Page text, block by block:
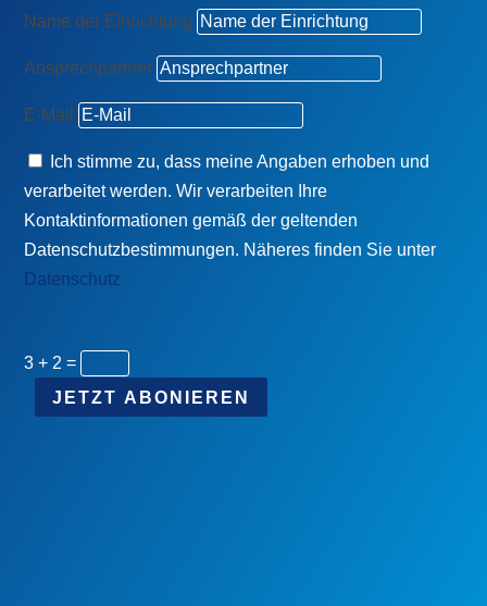
Name der Einrichtung
Ansprechpartner
E-Mail
Ich stimme zu, dass meine Angaben erhoben und
verarbeitet werden. Wir verarbeiten Ihre
Kontaktinformationen gemäß der geltenden
Datenschutzbestimmungen. Näheres finden Sie unter
Datenschutz
3 + 2 =
JETZT ABONIEREN